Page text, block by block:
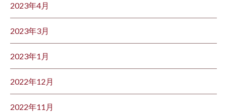
2023年4月
2023年3月
2023年1月
2022年12月
2022年11月